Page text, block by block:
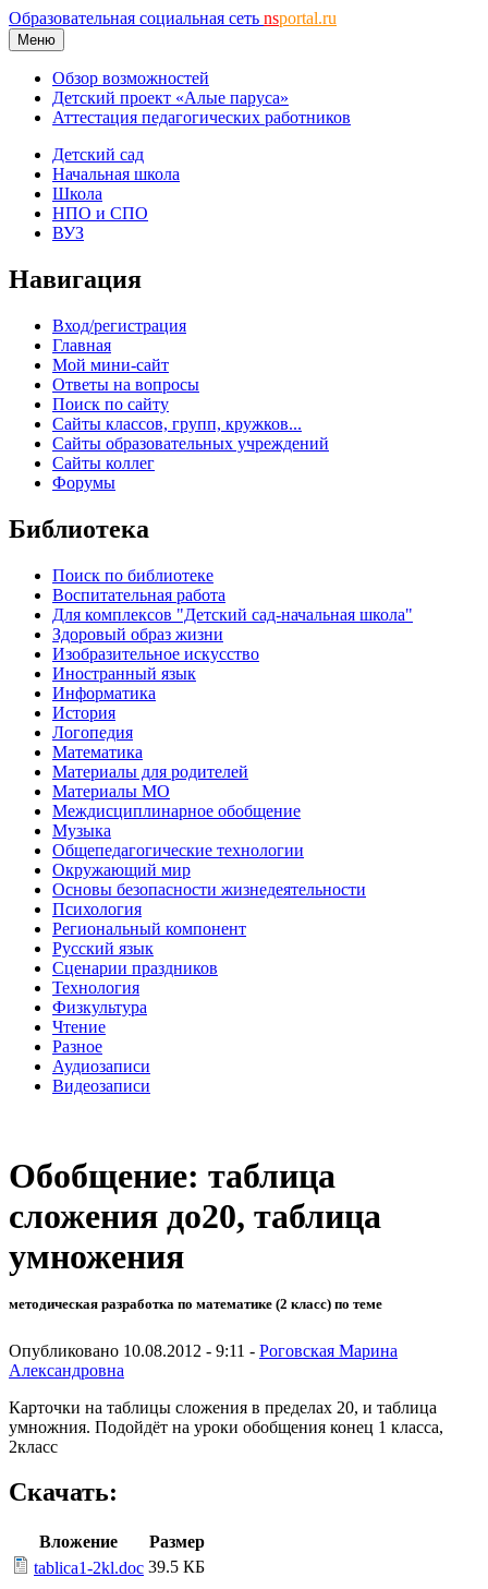
Образовательная социальная сеть nsportal.ru
Меню
Обзор возможностей
Детский проект «Алые паруса»
Аттестация педагогических работников
Детский сад
Начальная школа
Школа
НПО и СПО
ВУЗ
Навигация
Вход/регистрация
Главная
Мой мини-сайт
Ответы на вопросы
Поиск по сайту
Сайты классов, групп, кружков...
Сайты образовательных учреждений
Сайты коллег
Форумы
Библиотека
Поиск по библиотеке
Воспитательная работа
Для комплексов "Детский сад-начальная школа"
Здоровый образ жизни
Изобразительное искусство
Иностранный язык
Информатика
История
Логопедия
Математика
Материалы для родителей
Материалы МО
Междисциплинарное обобщение
Музыка
Общепедагогические технологии
Окружающий мир
Основы безопасности жизнедеятельности
Психология
Региональный компонент
Русский язык
Сценарии праздников
Технология
Физкультура
Чтение
Разное
Аудиозаписи
Видеозаписи
Обобщение: таблица
сложения до20, таблица
умножения
методическая разработка по математике (2 класс) по теме
Опубликовано 10.08.2012 - 9:11 - Роговская Марина
Александровна
Карточки на таблицы сложения в пределах 20, и таблица
умножния. Подойдёт на уроки обобщения конец 1 класса,
2класс
Скачать:
Вложение
Размер
tablica1-2kl.doc 39.5 КБ